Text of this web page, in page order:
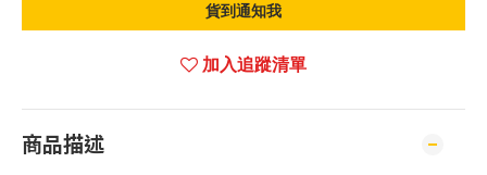
貨到通知我
加入追蹤清單
商品描述